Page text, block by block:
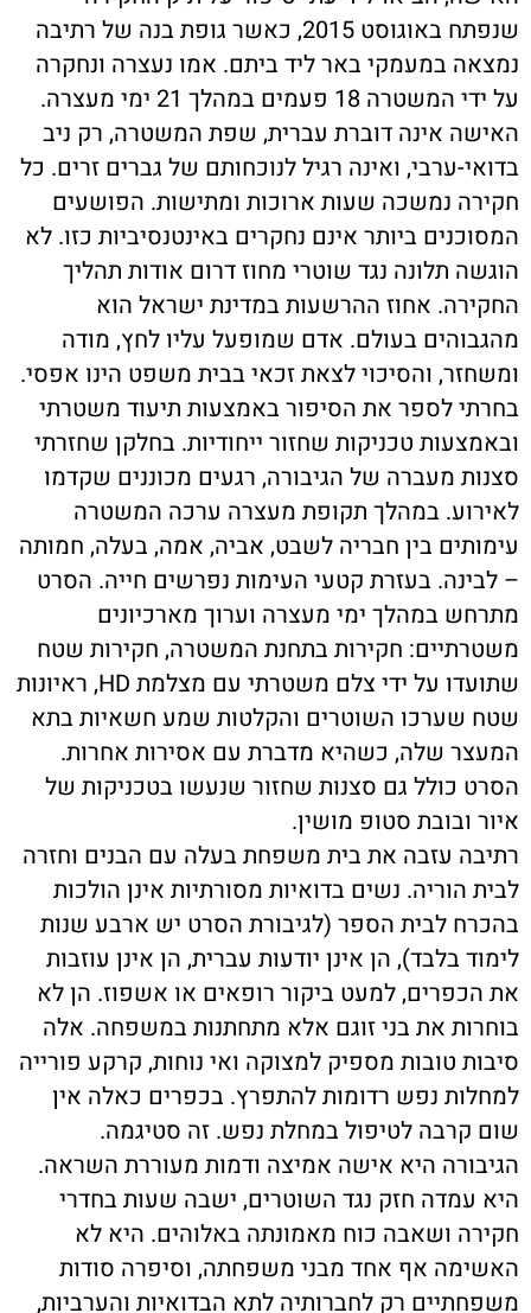
שנפתח באוגוסט 2015, כאשר גופת בנה של רתיבה
נמצאה במעמקי באר ליד ביתם. אמו נעצרה ונחקרה
על ידי המשטרה 18 פעמים במהלך 21 ימי מעצרה.
האישה אינה דוברת עברית, שפת המשטרה, רק ניב
בדואי-ערבי, ואינה רגיל לנוכחותם של גברים זרים. כל
חקירה נמשכה שעות ארוכות ומתישות. הפושעים
המסוכנים ביותר אינם נחקרים באינטנסיביות כזו. לא
הוגשה תלונה נגד שוטרי מחוז דרום אודות תהליך
החקירה. אחוז ההרשעות במדינת ישראל הוא
מהגבוהים בעולם. אדם שמופעל עליו לחץ, מודה
ומשחזר, והסיכוי לצאת זכאי בבית משפט הינו אפסי.
בחרתי לספר את הסיפור באמצעות תיעוד משטרתי
ובאמצעות טכניקות שחזור ייחודיות. בחלקן שחזרתי
סצנות מעברה של הגיבורה, רגעים מכוננים שקדמו
לאירוע. במהלך תקופת מעצרה ערכה המשטרה
עימותים בין חבריה לשבט, אביה, אמה, בעלה, חמותה
– לבינה. בעזרת קטעי העימות נפרשים חייה. הסרט
מתרחש במהלך ימי מעצרה וערוך מארכיונים
משטרתיים: חקירות בתחנת המשטרה, חקירות שטח
שתועדו על ידי צלם משטרתי עם מצלמת HD, ראיונות
שטח שערכו השוטרים והקלטות שמע חשאיות בתא
המעצר שלה, כשהיא מדברת עם אסירות אחרות.
הסרט כולל גם סצנות שחזור שנעשו בטכניקות של
איור ובובת סטופ מושין.
רתיבה עזבה את בית משפחת בעלה עם הבנים וחזרה
לבית הוריה. נשים בדואיות מסורתיות אינן הולכות
בהכרח לבית הספר (לגיבורת הסרט יש ארבע שנות
לימוד בלבד), הן אינן יודעות עברית, הן אינן עוזבות
את הכפרים, למעט ביקור רופאים או אשפוז. הן לא
בוחרות את בני זוגם אלא מתחתנות במשפחה. אלה
סיבות טובות מספיק למצוקה ואי נוחות, קרקע פורייה
למחלות נפש רדומות להתפרץ. בכפרים כאלה אין
שום קרבה לטיפול במחלת נפש. זה סטיגמה.
הגיבורה היא אישה אמיצה ודמות מעוררת השראה.
היא עמדה חזק נגד השוטרים, ישבה שעות בחדרי
חקירה ושאבה כוח מאמונתה באלוהים. היא לא
האשימה אף אחד מבני משפחתה, וסיפרה סודות
משפחתיים רק לחברותיה לתא הבדואיות והערביות,